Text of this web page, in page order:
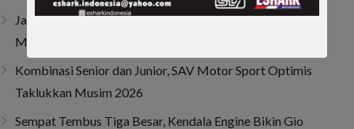
Jatuh, Bangkit, Juara! Persembahan Manis Nio untuk Sang
Mamah
Kombinasi Senior dan Junior, SAV Motor Sport Optimis
Taklukkan Musim 2026
Sempat Tembus Tiga Besar, Kendala Engine Bikin Gio